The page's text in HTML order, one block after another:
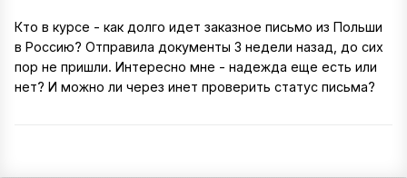
Кто в курсе - как долго идет заказное письмо из Польши
в Россию? Отправила документы 3 недели назад, до сих
пор не пришли. Интересно мне - надежда еще есть или
нет? И можно ли через инет проверить статус письма?